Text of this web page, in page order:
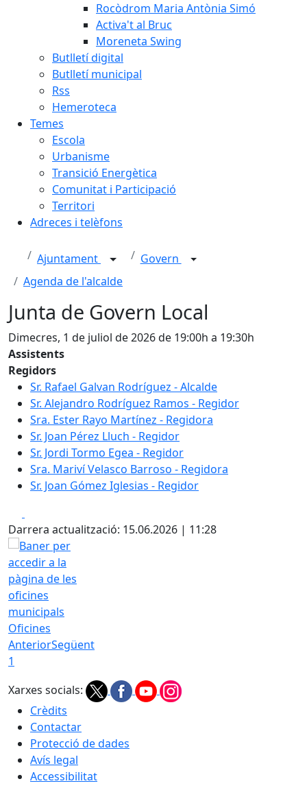
Rocòdrom Maria Antònia Simó
Activa't al Bruc
Moreneta Swing
Butlletí digital
Butlletí municipal
Rss
Hemeroteca
Temes
Escola
Urbanisme
Transició Energètica
Comunitat i Participació
Territori
Adreces i telèfons
Ajuntament
Govern
Agenda de l'alcalde
Junta de Govern Local
Dimecres, 1 de juliol de 2026 de 19:00h a 19:30h
Assistents
Regidors
Sr. Rafael Galvan Rodríguez - Alcalde
Sr. Alejandro Rodríguez Ramos - Regidor
Sra. Ester Rayo Martínez - Regidora
Sr. Joan Pérez Lluch - Regidor
Sr. Jordi Tormo Egea - Regidor
Sra. Mariví Velasco Barroso - Regidora
Sr. Joan Gómez Iglesias - Regidor
Darrera actualització: 15.06.2026 | 11:28
Oficines
AnteriorSegüent
1
Xarxes socials:
Crèdits
Contactar
Protecció de dades
Avís legal
Accessibilitat